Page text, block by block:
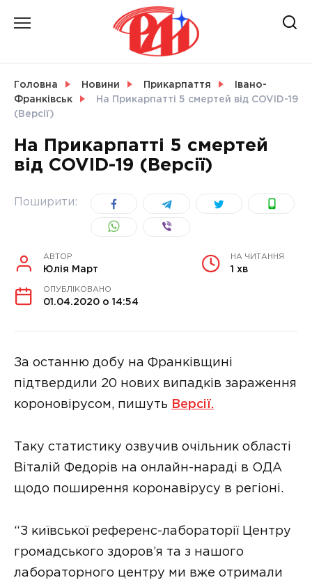
СВІТ
Головна Новини Прикарпаття
Івано-
Франківськ
На Прикарпатті 5 смертей від COVID-19
(Версії)
На Прикарпатті 5 смертей
від COVID-19 (Версії)
Поширити:
АВТОР
Юлія Март
НА ЧИТАННЯ
1 хв
ОПУБЛІКОВАНО
01.04.2020 о 14:54
За останню добу на Франківщині
підтвердили 20 нових випадків зараження
короновірусом, пишуть
Версії.
Таку статистику озвучив очільник області
Віталій Федорів на онлайн-нараді в ОДА
щодо поширення коронавірусу в регіоні.
“З київської референс-лабораторії Центру
громадського здоров’я та з нашого
лабораторного центру ми вже отримали